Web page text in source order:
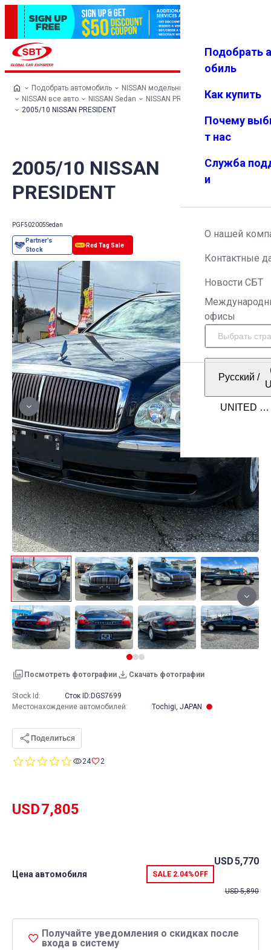
Избранн
Меню
Подобрать
обиль
Как купить
Почему
т нас
Служба
и
О нашей
Контактные
Новости СБТ
офисы
Русский /
Подобрать автомобиль
NISSAN модельный ряд
NISSAN все авто
NISSAN Sedan
NISSAN PRESIDENT
2005/10 NISSAN PRESIDENT
2005/10 NISSAN
PRESIDENT
PGF502005Sedan
Посмотреть фотографии Скачать фотографии
0.024 2
USD7,805
Цена автомобиля SALE 2.04%OFF
USD5,770
USD5,890
Получайте уведомления о скидках после
входа в систему
Stock Id: Сток ID: DGS7699
Местонахождение автомобилей: Tochigi, JAPAN
Поделиться